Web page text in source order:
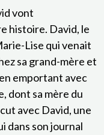
vont
histoire. David, le
Lise qui venait
sa grand-mère et
emportant avec
dont sa mère du
avec David, une
dans son journal